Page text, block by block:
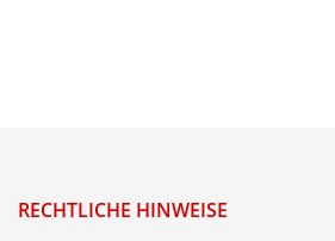
RECHTLICHE HINWEISE